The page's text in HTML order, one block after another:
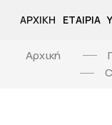
ΑΡΧΙΚΉ ΕΤΑΙΡΊΑ
Αρχική